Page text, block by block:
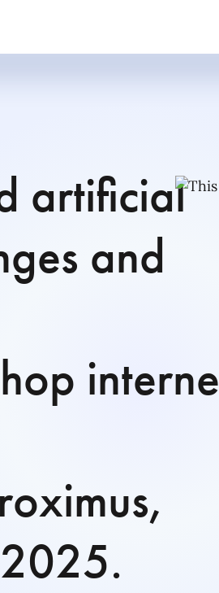
artificial
and
interne